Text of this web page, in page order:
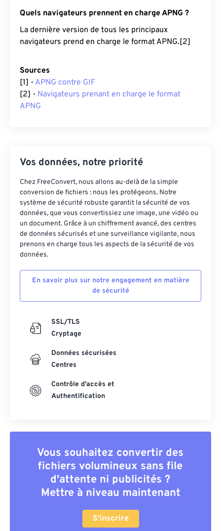
Quels navigateurs prennent en charge APNG ?
La dernière version de tous les principaux
navigateurs prend en charge le format APNG.[2]
Sources
[1] - APNG contre GIF
[2] - Navigateurs prenant en charge le format
APNG
Vos données, notre priorité
Chez FreeConvert, nous allons au-delà de la simple
conversion de fichiers : nous les protégeons. Notre
système de sécurité robuste garantit la sécurité de vos
données, que vous convertissiez une image, une vidéo ou
un document. Grâce à un chiffrement avancé, des centres
de données sécurisés et une surveillance vigilante, nous
prenons en charge tous les aspects de la sécurité de vos
données.
En savoir plus sur notre engagement en matière
de sécurité
SSL/TLS
Cryptage
Données sécurisées
Centres
Contrôle d'accès et
Authentification
Vous souhaitez convertir des
fichiers volumineux sans file
d'attente ni publicités ?
Mettre à niveau maintenant
S'inscrire